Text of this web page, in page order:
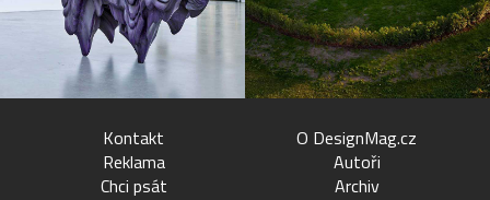
Kontakt
Reklama
Chci psát
O DesignMag.cz
Autoři
Archiv